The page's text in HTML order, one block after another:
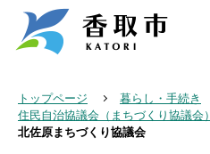
トップページ 暮らし・手続き
住民自治協議会（まちづくり協議会）
北佐原まちづくり協議会